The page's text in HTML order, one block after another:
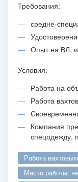
Требования:
средне-
Опыт на ВЛ,
Условия:
Работа на
Работа
Компания
спецодежду,
работа
место работы: